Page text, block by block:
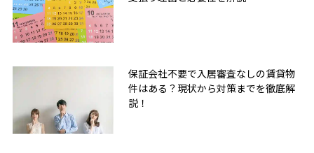
保証会社不要で入居審査なしの賃貸物
件はある？現状から対策までを徹底解
説！